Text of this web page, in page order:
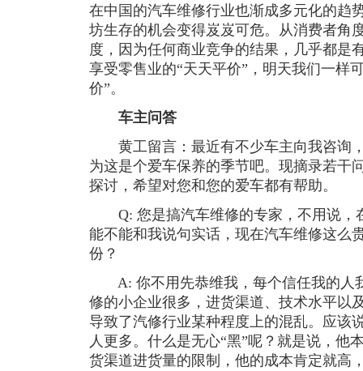
在中国的汽车维修行业也渐成多元化的趋
坊生存的机会变得岌岌可危。从消费者角
度，因为任何商业竞争的结果，几乎都是
享受零售业的“天天平价”，明天我们一样
价”。
车主问答
黄工留言：最近有不少车主向我咨询
为这是个爱车保养的季节吧。现摘录若干
探讨，希望对您和您的爱车都有帮助。
Q: 您是搞汽车维修的专家，不用说，
能不能和我说句实话，现在汽车维修这么
份？
A: 你不用先恭维我，每个信任我的人
修的小企业很多，进货渠道、技术水平以
导致了汽修行业某种程度上的混乱。应该
人更多。什么是无心“黑”呢？就是说，他
货渠道进货量的限制，他的成本肯定就高